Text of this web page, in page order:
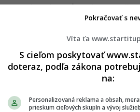
prirodzená smrť. Dcéra tejto
matky v nemocnici, pretože
pre pohrebné úkony.
zvrat. V pohrebnom ústave, keď
zosnulej osoby, jeden z nich
Víta ťa
S cieľom poskytovať
doteraz, podľa zákona
na:
Personalizovaná reklama a obsah,
prieskum cieľových skupín a vývoj služieb
Pokračovať s